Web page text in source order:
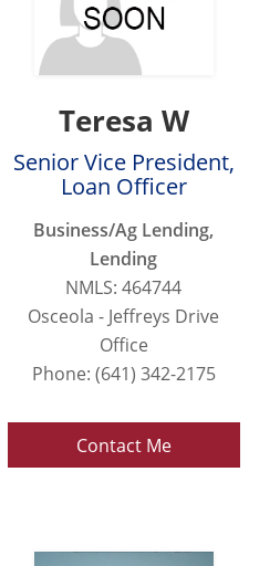
Teresa W
Senior Vice President,
Loan Officer
Business/Ag Lending,
Lending
NMLS: 464744
Osceola - Jeffreys Drive
Office
Phone: (641) 342-2175
Contact Me